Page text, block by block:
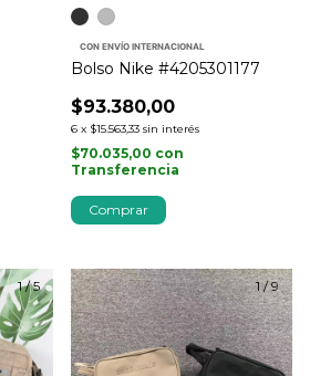
CON ENVÍO INTERNACIONAL
Bolso Nike #4205301177
$93.380,00
6 x $15.563,33 sin interés
$70.035,00 con
Transferencia
Comprar
1/5 1/9